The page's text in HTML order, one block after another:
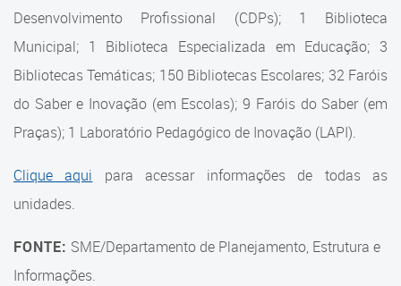
Gerência de Almoxarifado
Gerência de Aquisição e
Gestão Contratual de
Serviços
Gerência de Contratos
Gerência de Limpeza e
Suporte aos Contratos
Gerência de Segurança
Monitorada
Desenvolvimento Profissional (CDPs); 1 Biblioteca
Municipal; 1 Biblioteca Especializada em Educação; 3
Bibliotecas Temáticas; 150 Bibliotecas Escolares; 32 Faróis
do Saber e Inovação (em Escolas); 9 Faróis do Saber (em
Praças); 1 Laboratório Pedagógico de Inovação (LAPI).
Clique aqui para acessar informações de todas as
unidades.
FONTE: SME/Departamento de Planejamento, Estrutura e
Informações.